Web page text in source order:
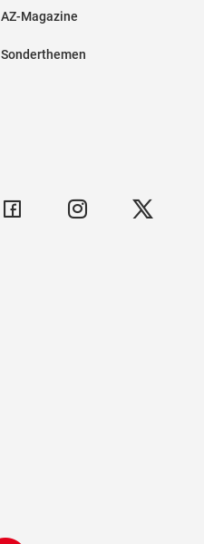
AZ-Magazine
Sonderthemen